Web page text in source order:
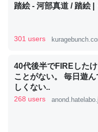
くらい。小説でいう「
ど、短期記憶というに
かりやすく強くなりそう
昆虫ってカルシウム少
コオロギのカルシウム
踏絵 - 河部真道 / 踏絵 |
301 users
40代後半でFIREした
ことがない。 毎日遊
しくない..
268 users